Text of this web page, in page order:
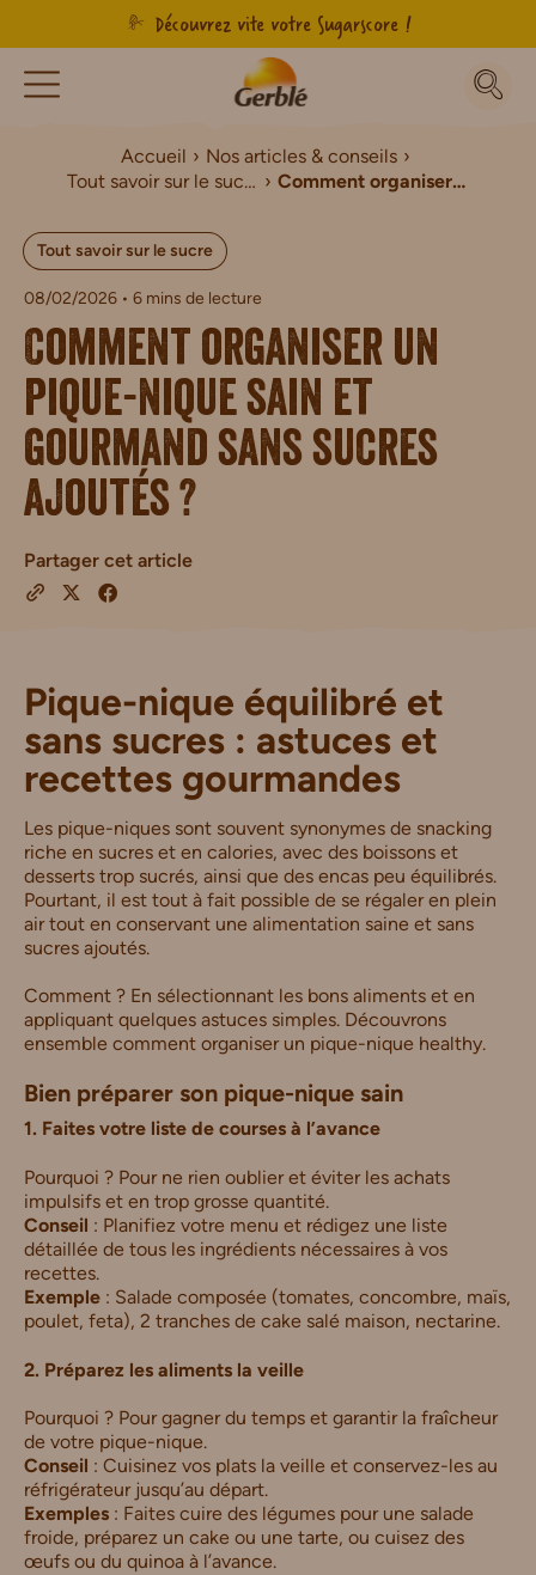
Découvrez vite votre Sugarscore !
Accueil
Nos articles & conseils
Tout savoir sur le sucre
Comment organiser un pique-nique sain et gourmand sans sucres ajoutés ?
Tout savoir sur le sucre
08/02/2026 • 6 mins de lecture
Comment organiser un
pique-nique sain et
gourmand sans sucres
ajoutés ?
Partager cet article
Pique-nique équilibré et
sans sucres : astuces et
recettes gourmandes
Les pique-niques sont souvent synonymes de snacking
riche en sucres et en calories, avec des boissons et
desserts trop sucrés, ainsi que des encas peu équilibrés.
Pourtant, il est tout à fait possible de se régaler en plein
air tout en conservant une alimentation saine et sans
sucres ajoutés.
Comment ? En sélectionnant les bons aliments et en
appliquant quelques astuces simples. Découvrons
ensemble comment organiser un pique-nique healthy.
Bien préparer son pique-nique sain
1. Faites votre liste de courses à l’avance
Pourquoi ? Pour ne rien oublier et éviter les achats
impulsifs et en trop grosse quantité.
Conseil : Planifiez votre menu et rédigez une liste
détaillée de tous les ingrédients nécessaires à vos
recettes.
Exemple : Salade composée (tomates, concombre, maïs,
poulet, feta), 2 tranches de cake salé maison, nectarine.
2. Préparez les aliments la veille
Pourquoi ? Pour gagner du temps et garantir la fraîcheur
de votre pique-nique.
Conseil : Cuisinez vos plats la veille et conservez-les au
réfrigérateur jusqu’au départ.
Exemples : Faites cuire des légumes pour une salade
froide, préparez un cake ou une tarte, ou cuisez des
œufs ou du quinoa à l’avance.